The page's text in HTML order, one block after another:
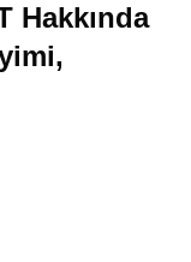
Hakkında